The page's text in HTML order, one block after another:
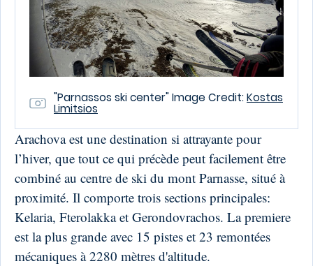
"Parnassos ski center" Image Credit:Kostas
Limitsios
Arachova est une destination si attrayante pour
l’hiver, que tout ce qui précède peut facilement être
combiné au centre de ski du mont Parnasse, situé à
proximité. Il comporte trois sections principales:
Kelaria, Fterolakka et Gerondovrachos. La premiere
est la plus grande avec 15 pistes et 23 remontées
mécaniques à 2280 mètres d'altitude.